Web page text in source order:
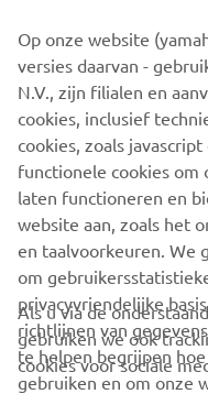
ONTDEK DE
CORPORATE
Op onze website
versies daarvan -
N.V., zijn filialen en
cookies, inclusief
cookies, zoals
functionele cookies om
laten functioneren en
website aan, zoals het
en taalvoorkeuren. We
om
privacyvriendelijke
richtlijnen van
te helpen begrijpen
gebruiken en om onze
Als u via de
gebruiken we ook
cookies voor sociale